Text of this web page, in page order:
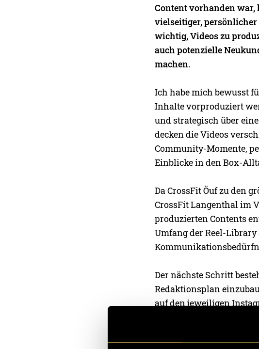
Content vorhanden war,
vielseitiger,
wichtig, Videos zu
auch potenzielle
machen.
Ich habe mich bewusst
Inhalte vorproduziert
und strategisch über
decken die Videos
Community-Momente,
Einblicke in den Box-
Da CrossFit Öuf zu den
CrossFit Langenthal im
produzierten Contents
Umfang der Reel-
Der nächste Schritt
Redaktionsplan
auf den jeweiligen
Grundlage für die